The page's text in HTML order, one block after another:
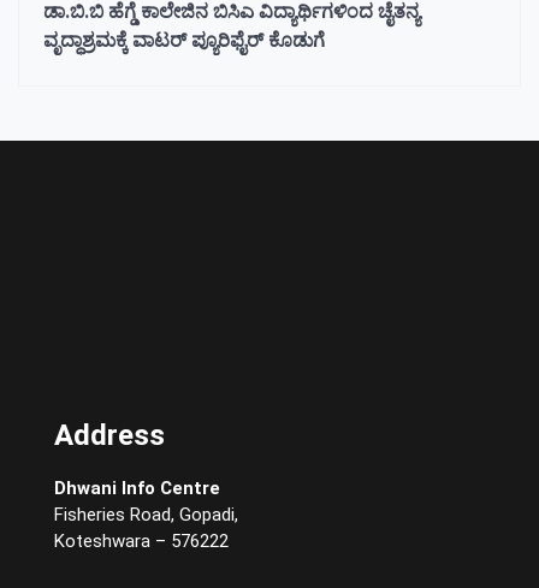
ಡಾ.ಬಿ.ಬಿ ಹೆಗ್ಡೆ ಕಾಲೇಜಿನ ಬಿಸಿಎ ವಿದ್ಯಾರ್ಥಿಗಳಿಂದ ಚೈತನ್ಯ
ವೃದ್ಧಾಶ್ರಮಕ್ಕೆ ವಾಟರ್ ಪ್ಯೂರಿಫೈರ್ ಕೊಡುಗೆ
Address
Dhwani Info Centre
Fisheries Road, Gopadi,
Koteshwara – 576222